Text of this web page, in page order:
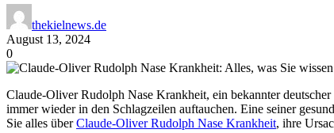
thekielnews.de
August 13, 2024
0
Claude-Oliver Rudolph Nase Krankheit, ein bekannter
immer wieder in den Schlagzeilen auftauchen. Eine seiner
Sie alles überClaude-Oliver Rudolph Nase Krankheit, ihre